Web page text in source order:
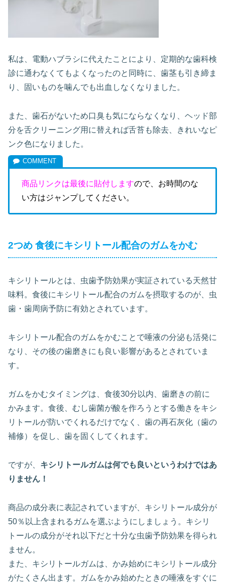
私は、電動ハブラシに代えたことにより、定期的な歯科検
診に通わなくてもよくなったのと同時に、歯茎も引き締ま
り、固いものを噛んでも出血しなくなりました。
また、歯石がないため口臭も気にならなくなり、ヘッド部
分を舌クリーニング用に替えれば舌苔も除去、きれいなピ
ンク色になりました。
商品リンクは最後に貼付しますので、お時間のな
い方はジャンプしてください。
2つめ 食後にキシリトール配合のガムをかむ
キシリトールとは、虫歯予防効果が実証されている天然甘
味料。食後にキシリトール配合のガムを摂取するのが、虫
歯・歯周病予防に有効とされています。
キシリトール配合のガムをかむことで唾液の分泌も活発に
なり、その後の歯磨きにも良い影響があるとされていま
す。
ガムをかむタイミングは、食後30分以内、歯磨きの前に
かみます。食後、むし歯菌が酸を作ろうとする働きをキシ
リトールが防いでくれるだけでなく、歯の再石灰化（歯の
補修）を促し、歯を固くしてくれます。
ですが、 キシリトールガムは何でも良いというわけではあ
りません！
商品の成分表に表記されていますが、キシリトール成分が
50％以上含まれるガムを選ぶようにしましょう。キシリ
トールの成分がそれ以下だと十分な虫歯予防効果を得られ
ません。
また、キシリトールガムは、かみ始めにキシリトール成分
がたくさん出ます。ガムをかみ始めたときの唾液をすぐに